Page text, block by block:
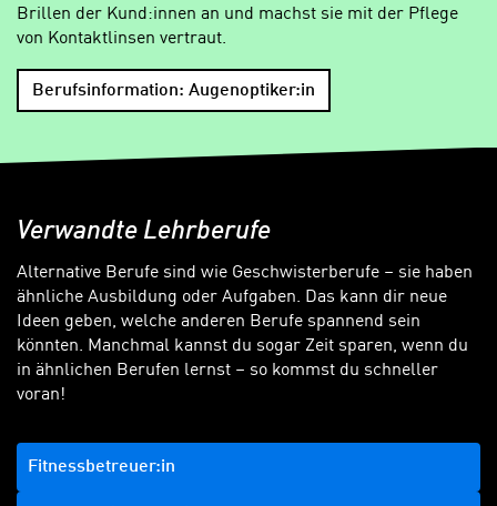
Brillen der Kund:innen an und machst sie mit der Pflege
von Kontaktlinsen vertraut.
Berufsinformation: Augenoptiker:in
Verwandte Lehrberufe
Alternative Berufe sind wie Geschwisterberufe – sie haben
ähnliche Ausbildung oder Aufgaben. Das kann dir neue
Ideen geben, welche anderen Berufe spannend sein
könnten. Manchmal kannst du sogar Zeit sparen, wenn du
in ähnlichen Berufen lernst – so kommst du schneller
voran!
Fitnessbetreuer:in